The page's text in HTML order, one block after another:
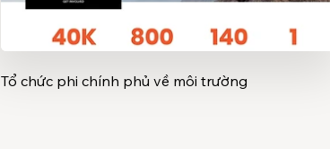
Tổ chức phi chính phủ về môi trường